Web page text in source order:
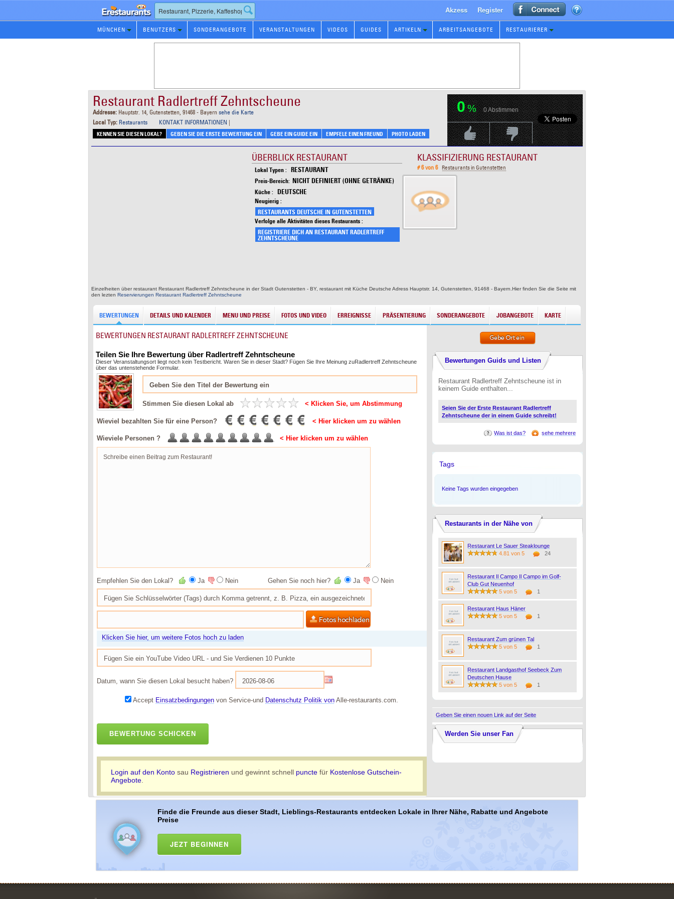
Restaurants
Reservierungen
Akzess Register
MÜNCHEN BENUTZERS SONDERANGEBOTE VERANSTALTUNGEN VIDEOS GUIDES ARTIKELN ARBEITSANGEBOTE RESTAURIERER
Restaurant Radlertreff Zehntscheune
Addresse: Hauptstr. 14, Gutenstetten, 91468 - Bayern sehe die Karte
Local Typ: Restaurants KONTAKT INFORMATIONEN |
KENNEN SIE DIESEN LOKAL? GEBEN SIE DIE ERSTE BEWERTUNG EIN GEBE EIN GUIDE EIN EMPFELE EINEN FREUND PHOTO LADEN
0% 0Abstimmen
Positive BewertungNegative Bewertungen
ÜBERBLICK RESTAURANT
Lokal Typen : RESTAURANT
Preis-Bereich: NICHT DEFINIERT (OHNE GETRÄNKE)
Küche : DEUTSCHE
Neugierig :
RESTAURANTS DEUTSCHE IN GUTENSTETTEN
Verfolge alle Aktivitäten dieses Restaurants :
REGISTRIERE DICH AN RESTAURANT RADLERTREFF
ZEHNTSCHEUNE
KLASSIFIZIERUNG RESTAURANT
# 6 von 6 Restaurants in Gutenstetten
Einzelheiten über restaurant Restaurant Radlertreff Zehntscheune in der Stadt Gutenstetten - BY, restaurant mit Küche Deutsche Adress Hauptstr. 14, Gutenstetten, 91468 - Bayern.Hier finden Sie die Seite mit
den lezten Reservierungen Restaurant Radlertreff Zehntscheune
BEWERTUNGEN DETAILS UND KALENDER MENU UND PREISE FOTOS UND VIDEO ERREIGNISSE PRÄSENTIERUNG SONDERANGEBOTE JOBANGEBOTE KARTE
BEWERTUNGEN RESTAURANT RADLERTREFF ZEHNTSCHEUNE
Teilen Sie Ihre Bewertung über Radlertreff Zehntscheune
Dieser Veranstaltungsort liegt noch kein Testbericht. Waren Sie in dieser Stadt? Fügen Sie Ihre Meinung zuRadlertreff Zehntscheune
über das untenstehende Formular.
Stimmen Sie diesen Lokal ab < Klicken Sie, um Abstimmung
Wieviel bezahlten Sie für eine Person? < Hier klicken um zu wählen
Wieviele Personen ? < Hier klicken um zu wählen
Empfehlen Sie den Lokal? Ja Nein Gehen Sie noch hier? Ja Nein
Klicken Sie hier, um weitere Fotos hoch zu laden
Datum, wann Sie diesen Lokal besucht haben?
Accept Einsatzbedingungen von Service-und Datenschutz Politik von Alle-restaurants.com.
BEWERTUNG SCHICKEN
Login auf den Kontosau Registrieren und gewinnt schnell punctefür Kostenlose Gutschein-
Angebote.
Bewertungen Guids und Listen
Restaurant Radlertreff Zehntscheune ist in
keinem Guide enthalten...
Seien Sie der Erste Restaurant Radlertreff
Zehntscheune der in einem Guide schreibt!
Was ist das? sehe mehrere
Tags
Keine Tags wurden eingegeben
Restaurants in der Nähe von
Restaurant Le Sauer Steaklounge
4.81 von 5
24
Restaurant Il Campo Il Campo im Golf-
Club Gut Neuenhof
5 von 5
1
Restaurant Haus Häner
5 von 5
1
Restaurant Zum grünen Tal
5 von 5
1
Restaurant Landgasthof Seebeck Zum
Deutschen Hause
5 von 5
1
Geben Sie einen nouen Link auf der Seite
Werden Sie unser Fan
Finde die Freunde aus dieser Stadt, Lieblings-Restaurants entdecken Lokale in Ihrer Nähe, Rabatte und Angebote
Preise
JEZT BEGINNEN